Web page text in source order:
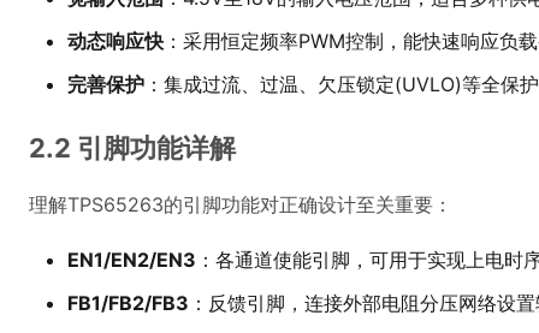
动态响应快 ：采用恒定频率PWM控制，能快速响应负
完善保护 ：集成过流、过温、欠压锁定(UVLO)等全保
2.2 引脚功能详解
理解TPS65263的引脚功能对正确设计至关重要：
EN1/EN2/EN3 ：各通道使能引脚，可用于实现上电时
FB1/FB2/FB3 ：反馈引脚，连接外部电阻分压网络设